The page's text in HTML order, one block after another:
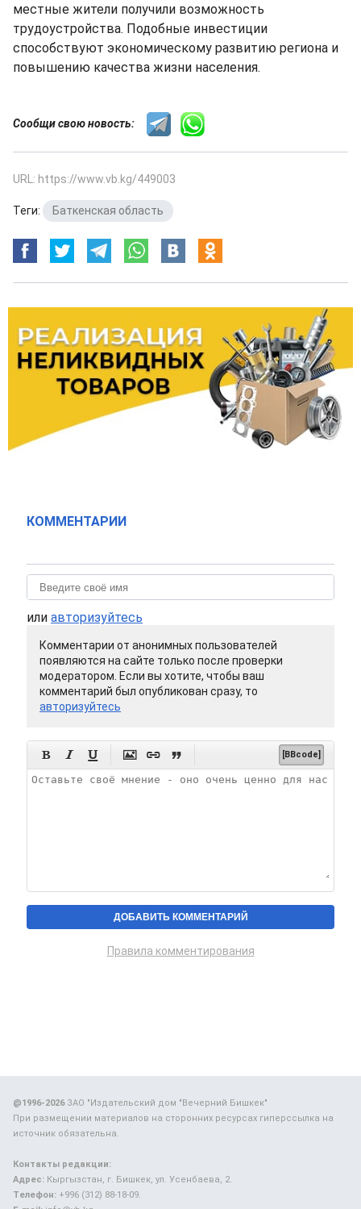
местные жители получили возможность
трудоустройства. Подобные инвестиции
способствуют экономическому развитию региона и
повышению качества жизни населения.
Сообщи свою новость:
URL: https://www.vb.kg/449003
Теги: Баткенская область
КОММЕНТАРИИ
или авторизуйтесь
Комментарии от анонимных пользователей
появляются на сайте только после проверки
модератором. Если вы хотите, чтобы ваш
комментарий был опубликован сразу, то
авторизуйтесь
      [BBcode]
Правила комментирования
@1996-2026ЗАО "Издательский дом "Вечерний Бишкек"
При размещении материалов на сторонних ресурсах гиперссылка на
источник обязательна.
Контакты редакции:
Адрес: Кыргызстан, г. Бишкек, ул. Усенбаева, 2.
Телефон: +996 (312) 88-18-09.